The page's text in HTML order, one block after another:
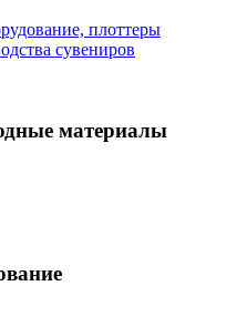
плоттеры
сувениров
материалы